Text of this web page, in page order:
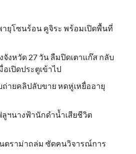
ายุโซนร้อน คูจิระ พร้อมเปิดพื้นที่
จังหวัด 27 วัน ลืมปิดเตาแก๊ส กลับ
เปิดประตูเข้าไป
ถ่ายคลิปลับขาย หดหู่เหยื่ออายุ
ฯนางฟ้านักดำน้ำเสียชีวิต
ดราม่าถล่ม ซัดคนวิจารณ์การ